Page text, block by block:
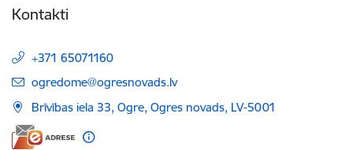
Kontakti
+371 65071160
E-pasts:
ogredome@ogresnovads.lv
Brīvības iela 33, Ogre, Ogres novads, LV-5001